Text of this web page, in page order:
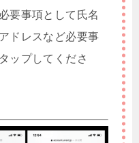
要事項として氏名
ドレスなど必要事
ップしてくださ